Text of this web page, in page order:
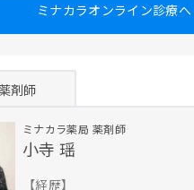
ミナカラオンライン診療へ
剤師
ミナカラ薬局 薬剤師
小寺 瑶
【経歴】